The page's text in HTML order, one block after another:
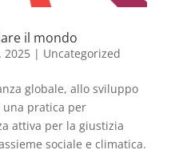
il mondo
2025| Uncategorized
globale, allo sviluppo
pratica per
attiva per la giustizia
sociale e climatica.